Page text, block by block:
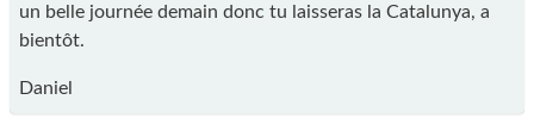
un belle journée demain donc tu laisseras la Catalunya, a
bientôt.
Daniel